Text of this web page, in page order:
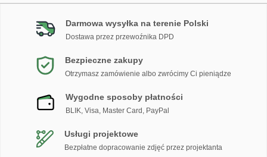
Darmowa wysyłka na terenie Polski
Dostawa przez przewoźnika DPD
Bezpieczne zakupy
Otrzymasz zamówienie albo zwrócimy Ci pieniądze
Wygodne sposoby płatności
BLIK, Visa, Master Card, PayPal
Usługi projektowe
Bezpłatne dopracowanie zdjęć przez projektanta